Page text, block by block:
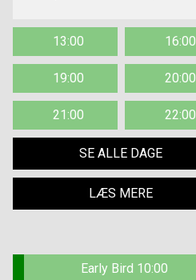
13:00 16:00
19:00 20:00
21:00 22:00
SE ALLE DAGE
LÆS MERE
Early Bird 10:00